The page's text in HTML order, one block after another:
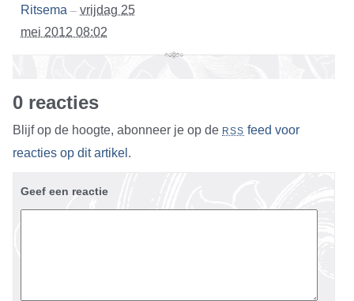
Ritsema – vrijdag 25
mei 2012 08:02
0 reacties
Blijf op de hoogte, abonneer je op de RSS feed voor
reacties op dit artikel .
Geef een reactie